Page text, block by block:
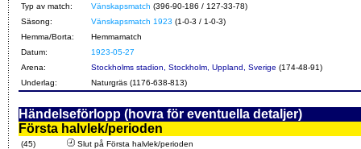
Typ av match:
Vänskapsmatch (396-90-186 / 127-33-78)
Säsong:
Vänskapsmatch 1923 (1-0-3 / 1-0-3)
Hemma/Borta:
Hemmamatch
Datum:
1923-05-27
Arena:
Stockholms stadion, Stockholm, Uppland, Sverige (174-48-91)
Underlag:
Naturgräs (1176-638-813)
Händelseförlopp (hovra för eventuella detaljer)
Första halvlek/perioden
(45) Slut på Första halvlek/perioden